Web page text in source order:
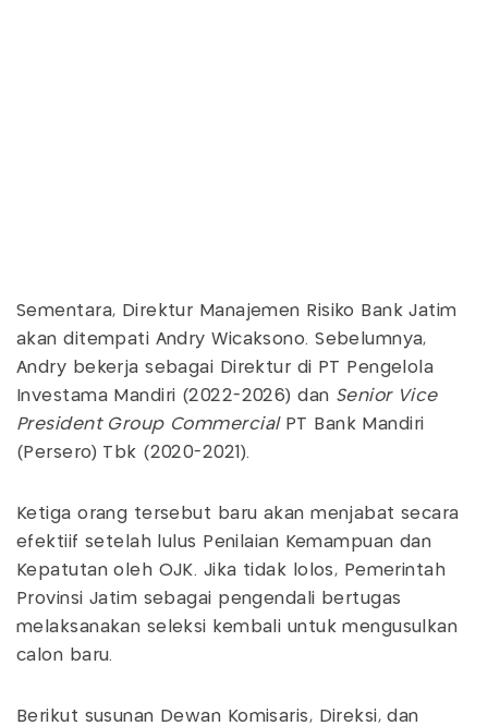
Sementara, Direktur Manajemen Risiko Bank Jatim
akan ditempati Andry Wicaksono. Sebelumnya,
Andry bekerja sebagai Direktur di PT Pengelola
Investama Mandiri (2022-2026) dan Senior Vice
President Group Commercial PT Bank Mandiri
(Persero) Tbk (2020-2021).
Ketiga orang tersebut baru akan menjabat secara
efektiif setelah lulus Penilaian Kemampuan dan
Kepatutan oleh OJK. Jika tidak lolos, Pemerintah
Provinsi Jatim sebagai pengendali bertugas
melaksanakan seleksi kembali untuk mengusulkan
calon baru.
Berikut susunan Dewan Komisaris, Direksi, dan